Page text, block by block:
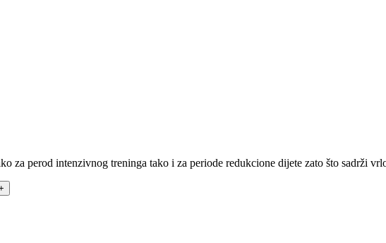
perod intenzivnog treninga tako i za periode redukcione dijete zato što sadrži